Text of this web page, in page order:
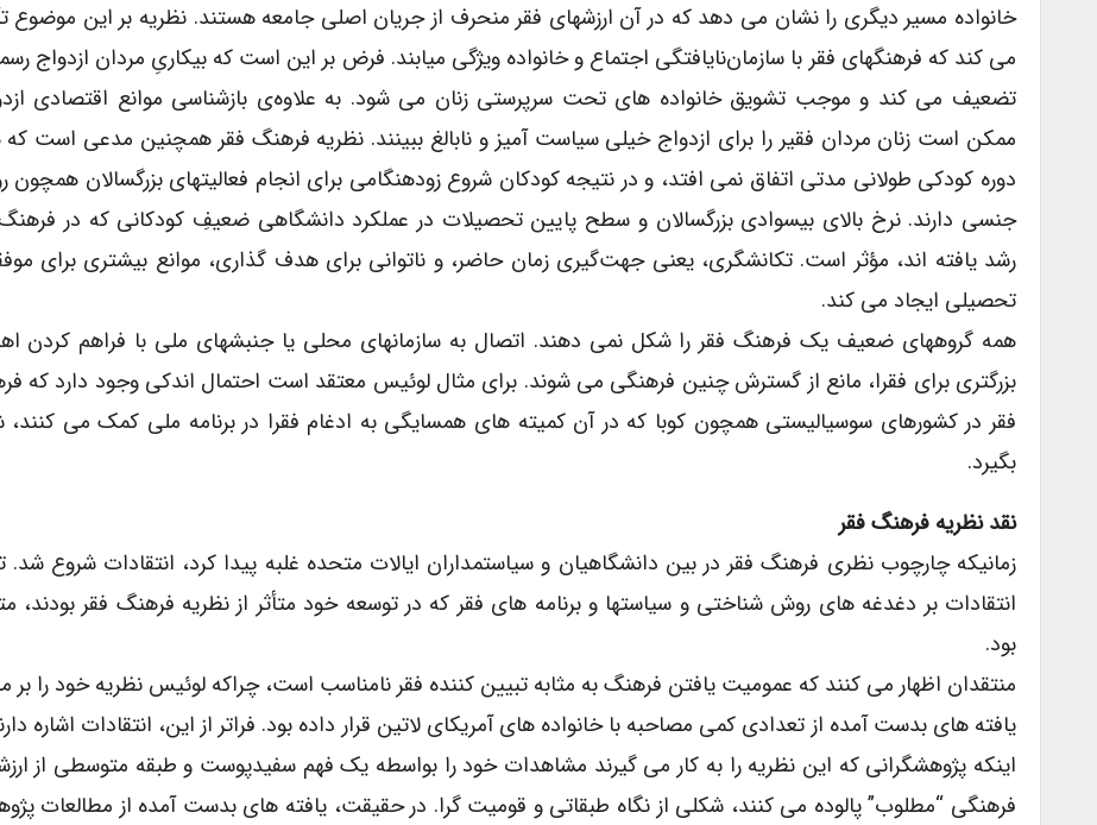
خانواده مسیر دیگری را نشان می دهد که در آن ارزشهای فقر منحرف از جریان اصلی جامعه هستند. نظریه بر این موضوع
می کند که فرهنگهای فقر با سازمان‌نایافتگی اجتماع و خانواده ویژگی میابند. فرض بر این است که بیکاریِ مردان ازدواج
تضعیف می کند و موجب تشویق خانواده های تحت سرپرستی زنان می شود. به علاوه‌ی بازشناسی موانع اقتصادی
ممکن است زنان مردان فقیر را برای ازدواج خیلی سیاست آمیز و نابالغ ببینند. نظریه فرهنگ فقر همچنین مدعی است
دوره کودکی طولانی مدتی اتفاق نمی افتد، و در نتیجه کودکان شروع زودهنگامی برای انجام فعالیتهای بزرگسالان همچون
جنسی دارند. نرخ بالای بیسوادی بزرگسالان و سطح پایین تحصیلات در عملکرد دانشگاهی ضعیفِ کودکانی که در
رشد یافته اند، مؤثر است. تکانشگری، یعنی جهت‌گیری زمان حاضر، و ناتوانی برای هدف گذاری، موانع بیشتری برای
تحصیلی ایجاد می کند.
همه گروههای ضعیف یک فرهنگ فقر را شکل نمی دهند. اتصال به سازمانهای محلی یا جنبشهای ملی با فراهم کردن
بزرگتری برای فقرا، مانع از گسترش چنین فرهنگی می شوند. برای مثال لوئیس معتقد است احتمال اندکی وجود دارد که
فقر در کشورهای سوسیالیستی همچون کوبا که در آن کمیته های همسایگی به ادغام فقرا در برنامه ملی کمک می
بگیرد.
نقد نظریه فرهنگ فقر
زمانیکه چارچوب نظری فرهنگ فقر در بین دانشگاهیان و سیاستمداران ایالات متحده غلبه پیدا کرد، انتقادات شروع شد.
انتقادات بر دغدغه های روش شناختی و سیاستها و برنامه های فقر که در توسعه خود متأثر از نظریه فرهنگ فقر بودند،
بود.
منتقدان اظهار می کنند که عمومیت یافتن فرهنگ به مثابه تبیین کننده فقر نامناسب است، چراکه لوئیس نظریه خود را بر
یافته های بدست آمده از تعدادی کمی مصاحبه با خانواده های آمریکای لاتین قرار داده بود. فراتر از این، انتقادات اشاره
اینکه پژوهشگرانی که این نظریه را به کار می گیرند مشاهدات خود را بواسطه یک فهم سفیدپوست و طبقه متوسطی از
فرهنگی “مطلوب” پالوده می کنند، شکلی از نگاه طبقاتی و قومیت گرا. در حقیقت، یافته های بدست آمده از مطالعات